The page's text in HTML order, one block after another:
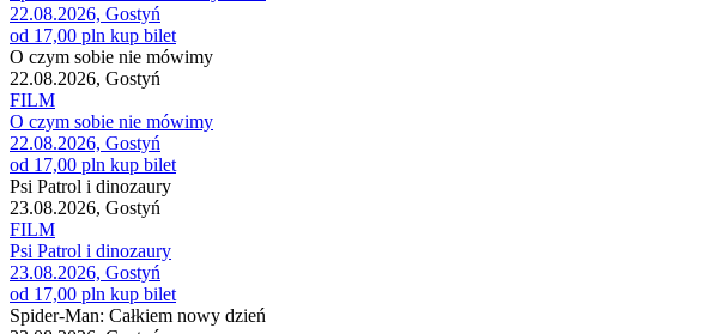
22.08.2026, Gostyń
od 17,00 pln kup bilet
O czym sobie nie mówimy
22.08.2026, Gostyń
FILM
O czym sobie nie mówimy
22.08.2026, Gostyń
od 17,00 pln kup bilet
Psi Patrol i dinozaury
23.08.2026, Gostyń
FILM
Psi Patrol i dinozaury
23.08.2026, Gostyń
od 17,00 pln kup bilet
Spider-Man: Całkiem nowy dzień